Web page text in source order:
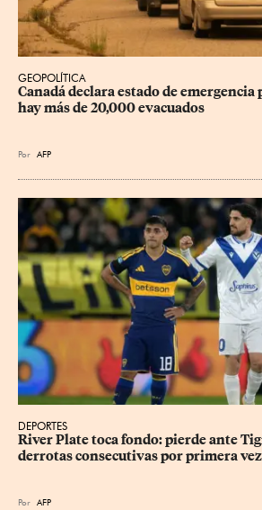
GEOPOLÍTICA
Canadá declara estado de
hay más de 20,000 evacuados
Por AFP
DEPORTES
River Plate toca fondo: pierde ante
derrotas consecutivas por primera vez
Por AFP